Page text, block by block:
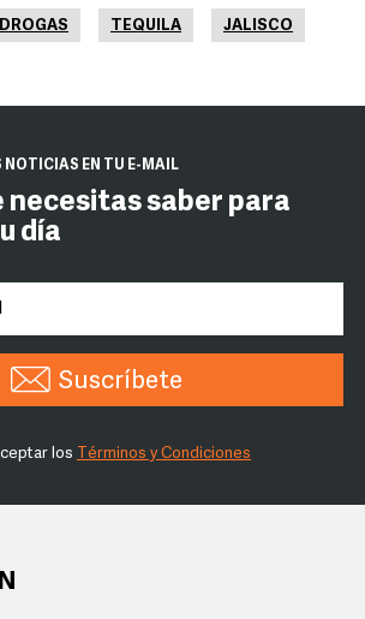
DROGAS TEQUILA JALISCO
NOTICIAS EN TU E-MAIL
necesitas saber para
día
Suscríbete
los Términos y Condiciones